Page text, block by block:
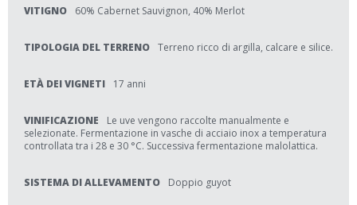
VITIGNO 60% Cabernet Sauvignon, 40% Merlot
TIPOLOGIA DEL TERRENO Terreno ricco di argilla, calcare e silice.
ETÀ DEI VIGNETI 17 anni
VINIFICAZIONE
Le uve vengono raccolte manualmente e
selezionate. Fermentazione in vasche di acciaio inox a temperatura
controllata tra i 28 e 30 °C. Successiva fermentazione malolattica.
SISTEMA DI ALLEVAMENTO Doppio guyot